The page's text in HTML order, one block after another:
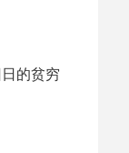
的贫穷